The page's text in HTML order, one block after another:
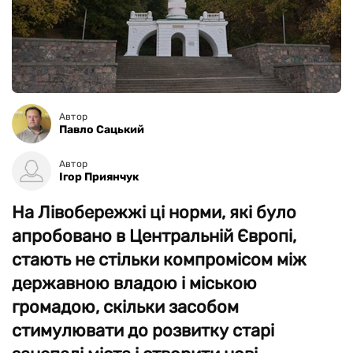
Автор
Павло Сацький
Автор
Ігор Приянчук
На Лівобережжі ці норми, які було
апробовано в Центральній Європі,
стають не стільки компромісом між
державною владою і міською
громадою, скільки засобом
стимулювати до розвитку старі